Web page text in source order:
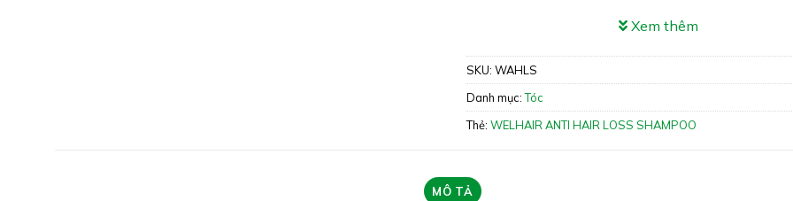
Công dụng: WELHAIR ANTI HAIR LOSS
khỏe
Xuất xứ: Việt Nam
Giấy phép: 4654/19/CBMP-HN
Xem thêm
SKU: WAHLS
Danh mục:Tóc
Thẻ: WELHAIR ANTI HAIR LOSS SHAMPOO
MÔ TẢ